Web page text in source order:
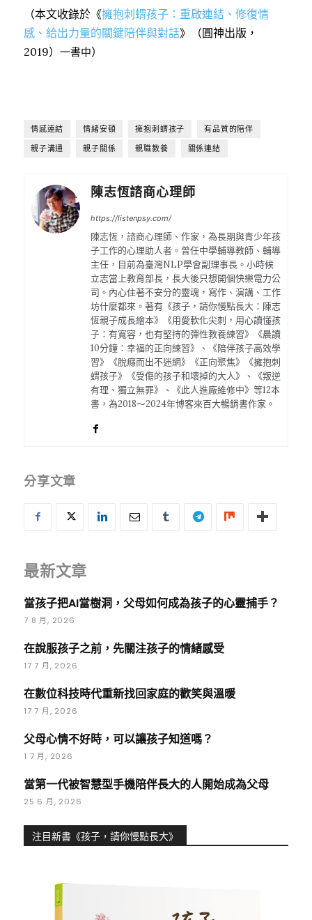
（本文收錄於《擁抱刺蝟孩子：重啟連結、修復情
感、給出力量的關鍵陪伴與對話》（圓神出版，
2019） 一書中）
情感連結 情緒安頓 擁抱刺蝟孩子
有品質的陪伴
親子溝通
親子關係 親職教養 關係連結
陳志恆諮商心理師
https://listenpsy.com/
陳志恆，諮商心理師、作家，為長期與青少年孩
子工作的心理助人者。曾任中學輔導教師、輔導
主任，目前為臺灣NLP學會副理事長。小時候
立志當上教育部長，長大後只想開個快樂電力公
司。內心住著不安分的靈魂，寫作、演講、工作
坊什麼都來。著有《孩子，請你慢點長大：陳志
恆親子成長繪本》《用愛軟化尖刺，用心讀懂孩
子：有寬容，也有堅持的彈性教養練習》《晨讀
10分鐘：幸福的正向練習》、《陪伴孩子高效學
習》《脫癮而出不迷網》《正向聚焦》《擁抱刺
蝟孩子》《受傷的孩子和壞掉的大人》、《叛逆
有理、獨立無罪》、《此人進廠維修中》等12本
書，為2018～2024年博客來百大暢銷書作家。
分享文章
最新文章
當孩子把AI當樹洞，父母如何成為孩子的心靈捕手？
7 8 月, 2026
在說服孩子之前，先關注孩子的情緒感受
17 7 月, 2026
在數位科技時代重新找回家庭的歡笑與溫暖
17 7 月, 2026
父母心情不好時，可以讓孩子知道嗎？
1 7 月, 2026
當第一代被智慧型手機陪伴長大的人開始成為父母
25 6 月, 2026
注目新書《孩子，請你慢點長大》